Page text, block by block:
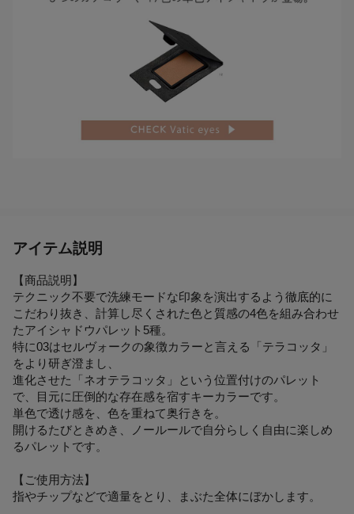
アイテム説明
【商品説明】
テクニック不要で洗練モードな印象を演出するよう徹底的に
こだわり抜き、計算し尽くされた色と質感の4色を組み合わせ
たアイシャドウパレット5種。
特に03はセルヴォークの象徴カラーと言える「テラコッタ」
をより研ぎ澄まし、
進化させた「ネオテラコッタ」という位置付けのパレット
で、目元に圧倒的な存在感を宿すキーカラーです。
単色で透け感を、色を重ねて奥行きを。
開けるたびときめき、ノールールで自分らしく自由に楽しめ
るパレットです。
【ご使用方法】
指やチップなどで適量をとり、まぶた全体にぼかします。